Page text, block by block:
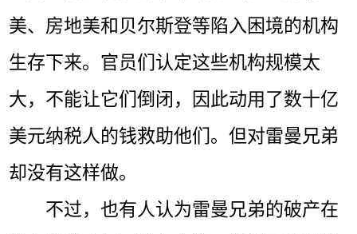
美、房地美和贝尔斯登等陷入困境的机构
生存下来。官员们认定这些机构规模太
大，不能让它们倒闭，因此动用了数十亿
美元纳税人的钱救助他们。但对雷曼兄弟
却没有这样做。
不过，也有人认为雷曼兄弟的破产在